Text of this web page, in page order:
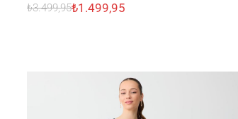
₺3.499,95₺1.499,95